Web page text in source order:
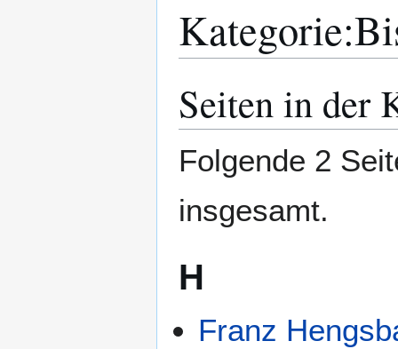
Kategorie:
Navigation
Suche
Seiten in der
Folgende 2
insgesamt.
H
Franz